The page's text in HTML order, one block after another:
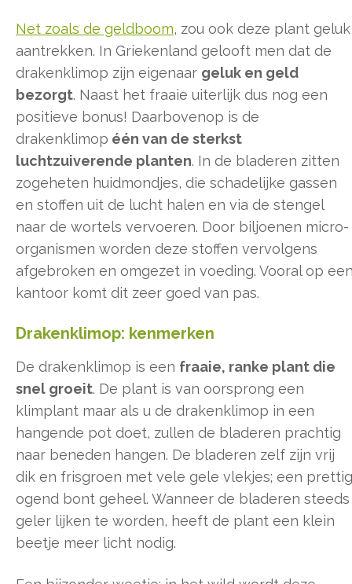
Net zoals de geldboom, zou ook deze plant geluk
aantrekken. In Griekenland gelooft men dat de
drakenklimop zijn eigenaar geluk en geld
bezorgt. Naast het fraaie uiterlijk dus nog een
positieve bonus! Daarbovenop is de
drakenklimop één van de sterkst
luchtzuiverende planten. In de bladeren zitten
zogeheten huidmondjes, die schadelijke gassen
en stoffen uit de lucht halen en via de stengel
naar de wortels vervoeren. Door biljoenen micro-
organismen worden deze stoffen vervolgens
afgebroken en omgezet in voeding. Vooral op
kantoor komt dit zeer goed van pas.
Drakenklimop: kenmerken
De drakenklimop is een fraaie, ranke plant die
snel groeit. De plant is van oorsprong een
klimplant maar als u de drakenklimop in een
hangende pot doet, zullen de bladeren prachtig
naar beneden hangen. De bladeren zelf zijn vrij
dik en frisgroen met vele gele vlekjes; een prettig
ogend bont geheel. Wanneer de bladeren steeds
geler lijken te worden, heeft de plant een klein
beetje meer licht nodig.